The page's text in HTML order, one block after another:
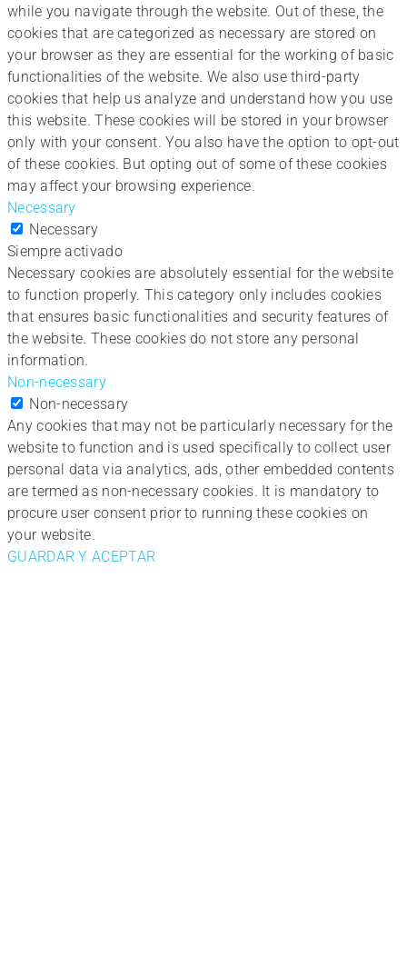
while you navigate through the website. Out of these, the
cookies that are categorized as necessary are stored on
your browser as they are essential for the working of basic
functionalities of the website. We also use third-party
cookies that help us analyze and understand how you use
this website. These cookies will be stored in your browser
only with your consent. You also have the option to opt-out
of these cookies. But opting out of some of these cookies
may affect your browsing experience.
Necessary
Necessary
Siempre activado
Necessary cookies are absolutely essential for the website
to function properly. This category only includes cookies
that ensures basic functionalities and security features of
the website. These cookies do not store any personal
information.
Non-necessary
Non-necessary
Any cookies that may not be particularly necessary for the
website to function and is used specifically to collect user
personal data via analytics, ads, other embedded contents
are termed as non-necessary cookies. It is mandatory to
procure user consent prior to running these cookies on
your website.
GUARDAR Y ACEPTAR